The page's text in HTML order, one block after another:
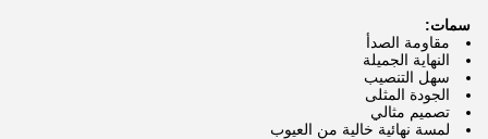
سمات:
مقاومة الصدأ
النهاية الجميلة
سهل التنصيب
الجودة المثلى
تصميم مثالي
لمسة نهائية خالية من العيوب